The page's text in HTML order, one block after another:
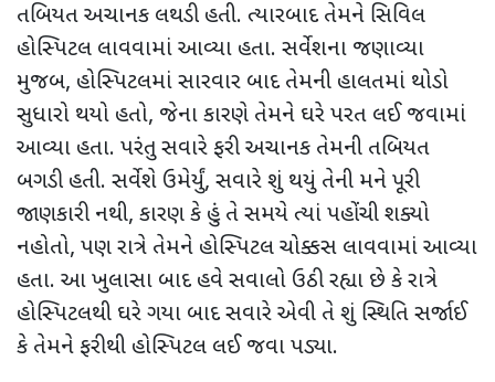
તબિયત અચાનક લથડી હતી. ત્યારબાદ તેમને સિવિલ
હોસ્પિટલ લાવવામાં આવ્યા હતા. સર્વેશના જણાવ્યા
મુજબ, હોસ્પિટલમાં સારવાર બાદ તેમની હાલતમાં થોડો
સુધારો થયો હતો, જેના કારણે તેમને ઘરે પરત લઈ જવામાં
આવ્યા હતા. પરંતુ સવારે ફરી અચાનક તેમની તબિયત
બગડી હતી. સર્વેશે ઉમેર્યું, સવારે શું થયું તેની મને પૂરી
જાણકારી નથી, કારણ કે હું તે સમયે ત્યાં પહોંચી શક્યો
નહોતો, પણ રાત્રે તેમને હોસ્પિટલ ચોક્કસ લાવવામાં આવ્યા
હતા. આ ખુલાસા બાદ હવે સવાલો ઉઠી રહ્યા છે કે રાત્રે
હોસ્પિટલથી ઘરે ગયા બાદ સવારે એવી તે શું સ્થિતિ સર્જાઈ
કે તેમને ફરીથી હોસ્પિટલ લઈ જવા પડ્યા.